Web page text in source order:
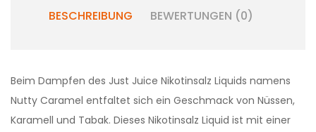
BESCHREIBUNG BEWERTUNGEN (0)
Beim Dampfen des Just Juice Nikotinsalz Liquids namens
Nutty Caramel entfaltet sich ein Geschmack von Nüssen,
Karamell und Tabak. Dieses Nikotinsalz Liquid ist mit einer